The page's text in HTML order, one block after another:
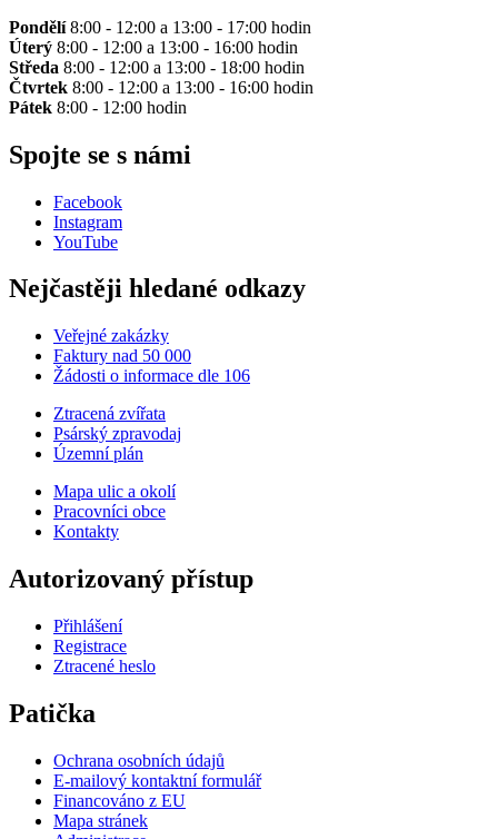
Pondělí8:00 - 12:00 a 13:00 - 17:00 hodin
Úterý 8:00 - 12:00 a 13:00 - 16:00 hodin
Středa 8:00 - 12:00 a 13:00 - 18:00 hodin
Čtvrtek 8:00 - 12:00 a 13:00 - 16:00 hodin
Pátek 8:00 - 12:00 hodin
Spojte se s námi
Facebook
Instagram
YouTube
Nejčastěji hledané odkazy
Veřejné zakázky
Faktury nad 50 000
Žádosti o informace dle 106
Ztracená zvířata
Psárský zpravodaj
Územní plán
Mapa ulic a okolí
Pracovníci obce
Kontakty
Autorizovaný přístup
Přihlášení
Registrace
Ztracené heslo
Patička
Ochrana osobních údajů
E-mailový kontaktní formulář
Financováno z EU
Mapa stránek